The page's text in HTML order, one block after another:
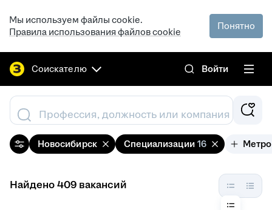
Мы используем файлы cookie.
Правила использования файлов cookie
Понятно
Соискателю Войти
Профессия, должность или компания
Новосибирск Специализации 16 Метро
Найдено 409 вакансий